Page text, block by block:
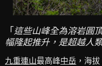
「 這些山峰全為溶岩圓
幅隆起推升，是超越人
九重連山最高峰中岳 ，海